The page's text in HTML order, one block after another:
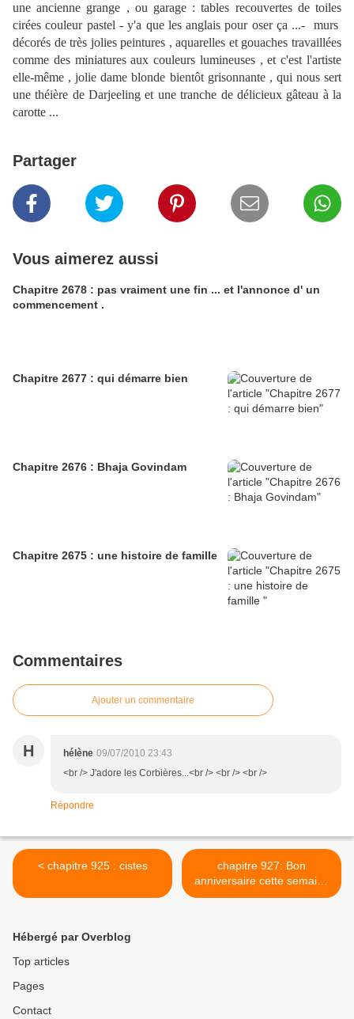
une ancienne grange , ou garage : tables recouvertes de toiles
cirées couleur pastel - y'a que les anglais pour oser ça ...- murs
décorés de très jolies peintures , aquarelles et gouaches travaillées
comme des miniatures aux couleurs lumineuses , et c'est l'artiste
elle-même , jolie dame blonde bientôt grisonnante , qui nous sert
une théière de Darjeeling et une tranche de délicieux gâteau à la
carotte ...
Partager
Vous aimerez aussi
Chapitre 2678 : pas vraiment une fin ... et l'annonce d' un
commencement .
Chapitre 2677 : qui démarre bien
Chapitre 2676 : Bhaja Govindam
Chapitre 2675 : une histoire de famille
Commentaires
Ajouter un commentaire
H hélène 09/07/2010 23:43
<br /> J'adore les Corbières...<br /> <br /> <br />
Répondre
< chapitre 925 : cistes
chapitre 927: Bon
anniversaire cette semaine
>
Hébergé par Overblog
Top articles
Pages
Contact